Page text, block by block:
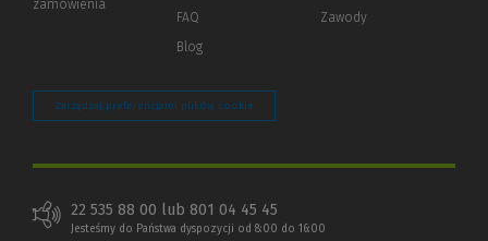
zamówienia
FAQ
Blog
Zawody
Zarządzaj preferencjami plików cookie
22 535 88 00 lub 801 04 45 45
Jesteśmy do Państwa dyspozycji od 8:00 do 16:00